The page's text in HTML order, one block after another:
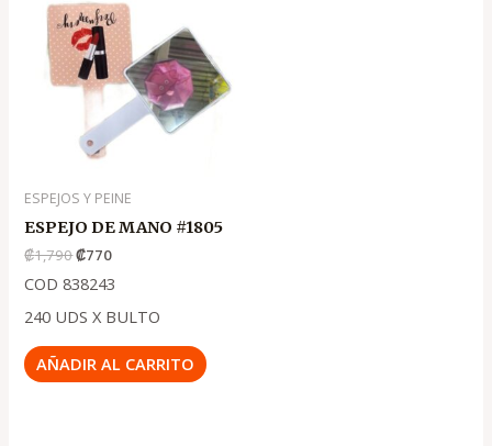
ESPEJOS Y PEINE
ESPEJO DE MANO #1805
₡1,790
original
era:
.
₡1,790
₡770
actual
es:
.
₡770
COD 838243
240 UDS X BULTO
AÑADIR AL CARRITO